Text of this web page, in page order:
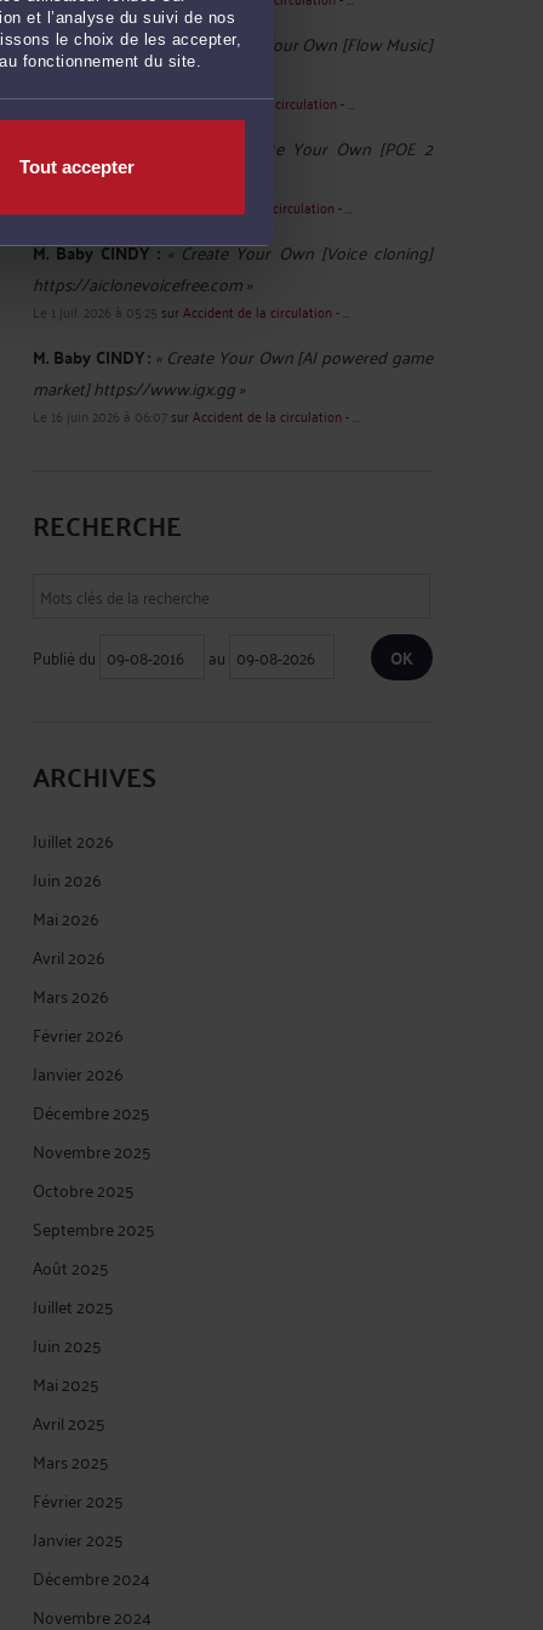
et l’analyse du suivi de nos
le choix de les accepter,
fonctionnement du site.
Tout accepter
M. Baby CINDY :« Great! Create Your Own [Flow Music]
https://flowmusic.co »
Le 12 juil. 2026 à 04:14surAccident de la circulation - ...
« Great! Create Your Own [POE 2
Builds] https://poe2builds.ai »
Accident de la circulation - ...
M. Baby CINDY : « Create Your Own [Voice cloning]
https://aiclonevoicefree.com »
Le 1 juil. 2026 à 05:25 surAccident de la circulation - ...
M. Baby CINDY : « Create Your Own [AI powered game
market] https://www.igx.gg »
Le 16 juin 2026 à 06:07surAccident de la circulation - ...
RECHERCHE
Publié du au
ARCHIVES
Juillet 2026
Juin 2026
Mai 2026
Avril 2026
Mars 2026
Février 2026
Janvier 2026
Décembre 2025
Novembre 2025
Octobre 2025
Septembre 2025
Août 2025
Juillet 2025
Juin 2025
Mai 2025
Avril 2025
Mars 2025
Février 2025
Janvier 2025
Décembre 2024
Novembre 2024